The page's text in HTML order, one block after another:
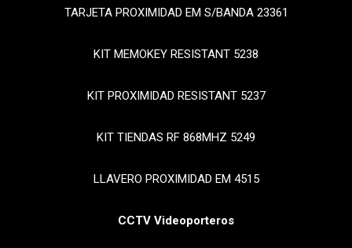
TARJETA PROXIMIDAD EM S/BANDA 23361
KIT MEMOKEY RESISTANT 5238
KIT PROXIMIDAD RESISTANT 5237
KIT TIENDAS RF 868MHZ 5249
LLAVERO PROXIMIDAD EM 4515
CCTV Videoporteros